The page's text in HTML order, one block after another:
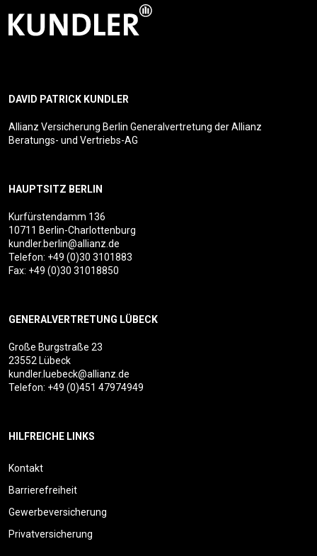
DAVID PATRICK KUNDLER
Allianz Versicherung Berlin Generalvertretung der Allianz
Beratungs- und Vertriebs-AG
HAUPTSITZ BERLIN
Kurfürstendamm 136
10711 Berlin-Charlottenburg
kundler.berlin@allianz.de
Telefon: +49 (0)30 3101883
Fax: +49 (0)30 31018850
GENERALVERTRETUNG LÜBECK
Große Burgstraße 23
23552 Lübeck
kundler.luebeck@allianz.de
Telefon: +49 (0)451 47974949
HILFREICHE LINKS
Kontakt
Barrierefreiheit
Gewerbeversicherung
Privatversicherung